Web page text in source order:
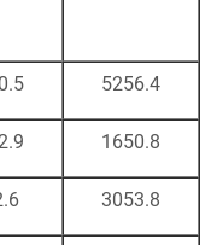
5256.4
1650.8
3053.8